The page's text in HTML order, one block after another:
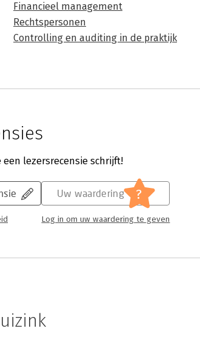
Financieel management
Rechtspersonen
Controlling en auditing in de praktijk
een lezersrecensie schrijft!
Uw waardering ?
Log in om uw waardering te geven